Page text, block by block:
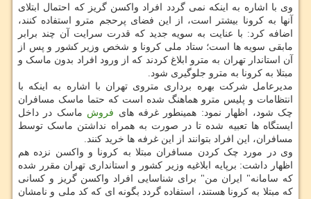
وی با اشاره به اینکه نمی گردد افراد واکسن گریز که احتمال ابتلای
آنها به کرونا بیشتر است، از این فضای پرحجم مترو استفاده کنند،
اضافه کرد: با عنایت به سویه جدید که قدرت سرایت آن چند برابر
مابقی سویه ها است؛ ستاد ملی کرونا و شخص وزیر کشور و پس از
آن استاندار تهران به مترو ابلاغ کردند که از ورود افراد بدون ماسک و
مبتلا به کرونا به مترو جلوگیری شود.
مدیرعامل شرکت بهره برداری متروی تهران با اشاره به اینکه با
انتظامات و پلیس مترو هماهنگ شده است که حتما ماسک مسافران
چک شود، اظهار نمود: همینطور غرفه های فروش ماسک در داخل
ایستگاه ها تعبیه شده تا در صورت به همراه نداشتن ماسک توسط
مسافران، این افراد بتوانند از این غرفه ها خرید کنند.
وی در مورد چک کردن مسافران مبتلا به کرونا و واکسن نزده هم
اظهار داشت: برپایه ابلاغیه وزیر کشور و استانداری تهران مقرر شده
که سامانه" ایران من" برای شناسایی افراد واکسن گریز و کسانی
که مبتلا به کرونا هستند، استفاده گردد بگونه ای که کد ملی و نامشان